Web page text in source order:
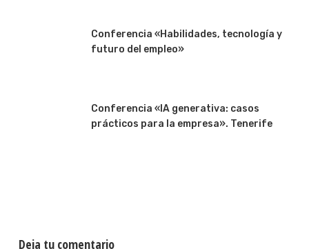
Conferencia «Habilidades, tecnología y
futuro del empleo»
Conferencia «IA generativa: casos
prácticos para la empresa». Tenerife
Deja tu comentario